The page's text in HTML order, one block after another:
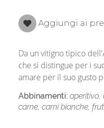
Aggiungi ai
Da un vitigno tipico
che si distingue per i
amare per il suo gusto
Abbinamenti: aperitivo,
carne, carni bianche,